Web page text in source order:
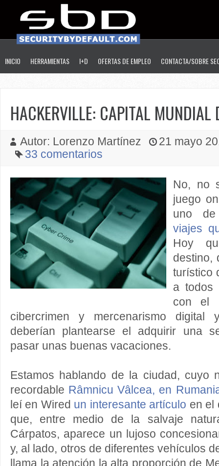
INICIO HERRAMIENTAS I+D OFERTAS DE EMPLEO CONTACTA/SOBRE
HACKERVILLE: CAPITAL MUNDIAL
Autor: Lorenzo Martínez
21 mayo
33 comentarios
No, no
juego
uno
viajes
Hoy
destino,
turístico
a todos
con el
cibercrimen y mercenarismo digital
deberían plantearse el adquirir una
pasar unas buenas vacaciones.
Estamos hablando de la ciudad, cuyo
recordable Râmnicu Vâlcea, en
leí en Wired un interesante artículo en el
que, entre medio de la salvaje
Cárpatos, aparece un lujoso
y, al lado, otros de diferentes vehículos
llama la atención la alta proporción de